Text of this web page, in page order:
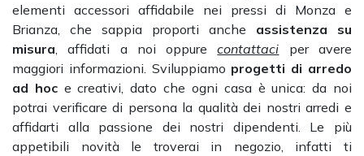
elementi accessori affidabile nei pressi di Monza e
Brianza, che sappia proporti anche assistenza su
misura, affidati a noi oppurecontattaci per avere
maggiori informazioni. Sviluppiamo progetti di arredo
ad hoce creativi, dato che ogni casa è unica: da noi
potrai verificare di persona la qualità dei nostri arredi e
affidarti alla passione dei nostri dipendenti. Le più
appetibili novità le troverai in negozio, infatti ti